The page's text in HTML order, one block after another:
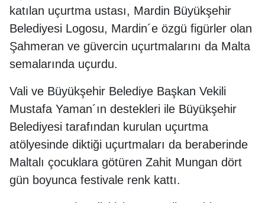
katılan uçurtma ustası, Mardin Büyükşehir
Belediyesi Logosu, Mardin´e özgü figürler olan
Şahmeran ve güvercin uçurtmalarını da Malta
semalarında uçurdu.
Vali ve Büyükşehir Belediye Başkan Vekili
Mustafa Yaman´ın destekleri ile Büyükşehir
Belediyesi tarafından kurulan uçurtma
atölyesinde diktiği uçurtmaları da beraberinde
Maltalı çocuklara götüren Zahit Mungan dört
gün boyunca festivale renk kattı.